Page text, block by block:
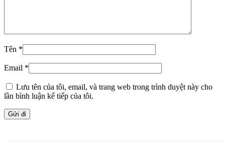
Tên *
Email *
Lưu tên của tôi, email, và trang web trong trình duyệt này cho
lần bình luận kế tiếp của tôi.